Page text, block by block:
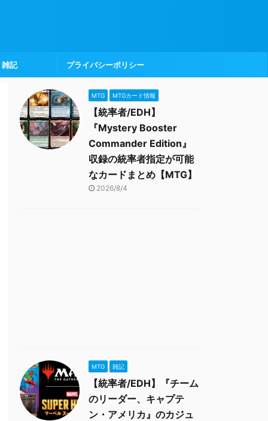
雑記 プライバシーポリシー
MTG MTGカード情報
【統率者/EDH】
『Mystery Booster
Commander Edition』
収録の統率者指定が可能
なカードまとめ【MTG】
2026/8/4
MTG 雑記
【統率者/EDH】『チーム
のリーダー、キャプテ
ン・アメリカ』のカジュ